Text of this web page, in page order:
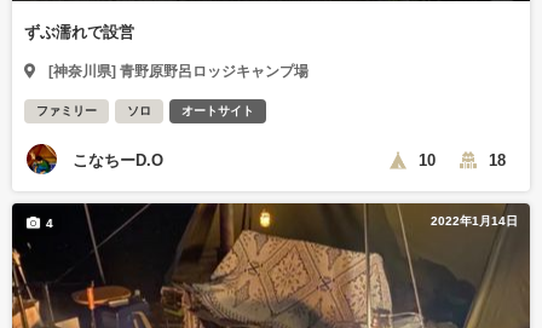
ずぶ濡れで設営
[神奈川県] 青野原野呂ロッジキャンプ場
ファミリー ソロ オートサイト
こなちーD.O 10 18
2022年1月14日
4